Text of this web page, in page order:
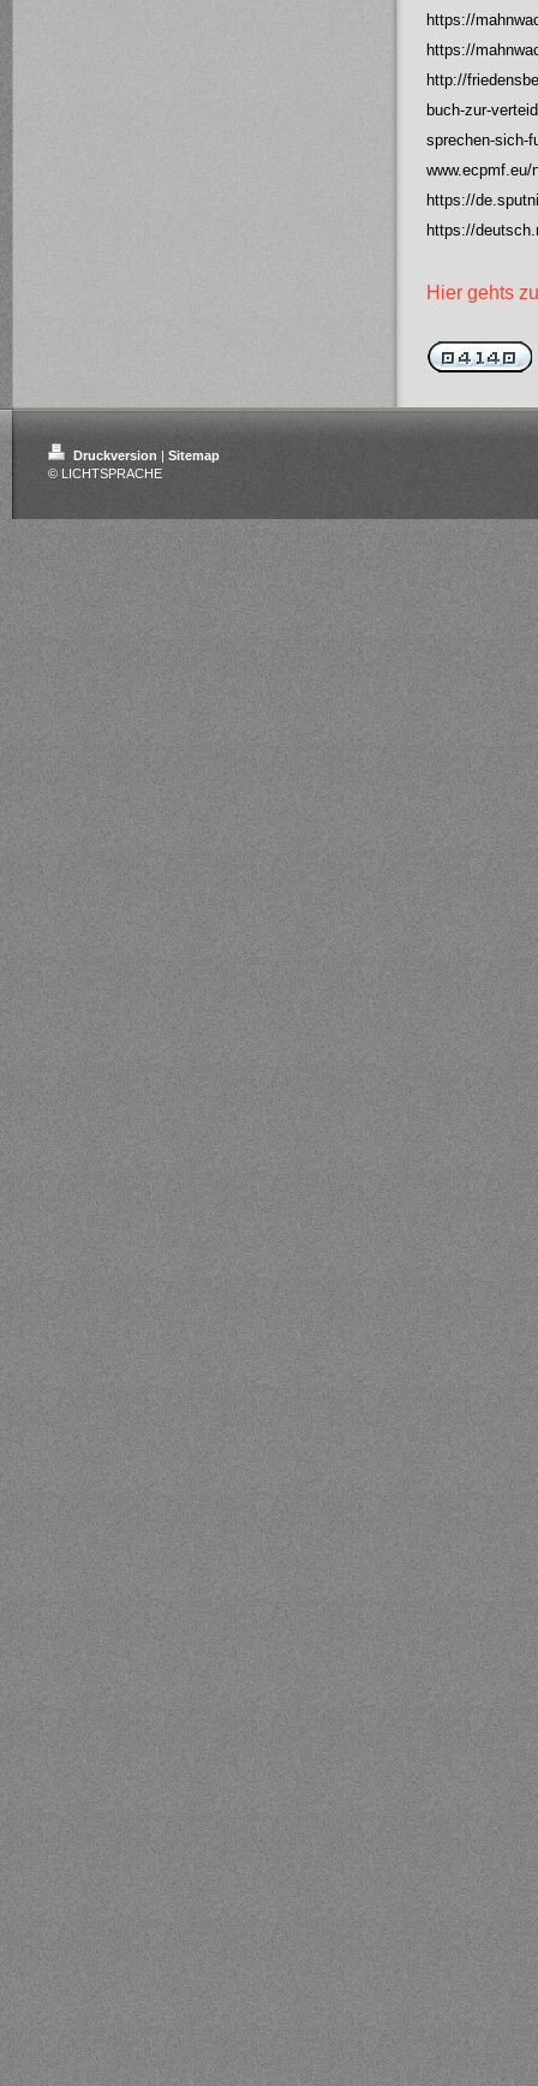
https://
https://
http://
buch-zur-
sprechen-sich-
www.ecpmf.eu/
https://
https://
Hier gehts
Druckversion | Sitemap
© LICHTSPRACHE